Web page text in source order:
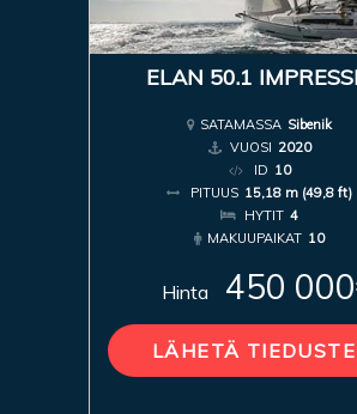
ELAN 50.1
SATAMASSA Sibenik
VUOSI 2020
ID 10
PITUUS 15,18 m (49,8 ft)
HYTIT 4
MAKUUPAIKAT 10
Hinta 450
LÄHETÄ